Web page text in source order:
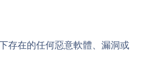
存在的任何惡意軟體、漏洞或